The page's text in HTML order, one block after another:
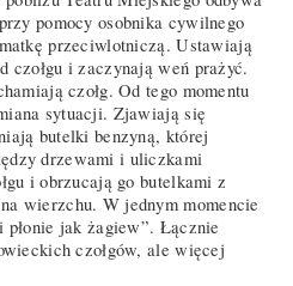
pomocy osobnika cywilnego
przeciwlotniczą. Ustawiają
czołgu i zaczynają weń prażyć.
czołg. Od tego momentu
sytuacji. Zjawiają się
butelki benzyną, której
drzewami i uliczkami
i obrzucają go butelkami z
wierzchu. W jednym momencie
jak żagiew”. Łącznie
czołgów, ale więcej